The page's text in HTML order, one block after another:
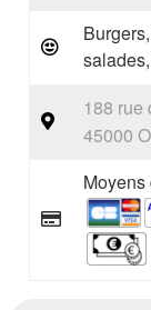
188 rue
45000
Moyens